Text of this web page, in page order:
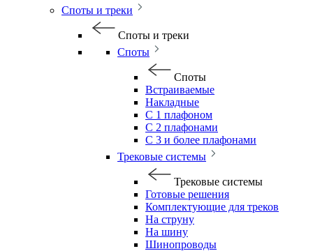
Споты и треки
Споты и треки
Споты
Споты
Встраиваемые
Накладные
С 1 плафоном
С 2 плафонами
С 3 и более плафонами
Трековые системы
Трековые системы
Готовые решения
Комплектующие для треков
На струну
На шину
Шинопроводы